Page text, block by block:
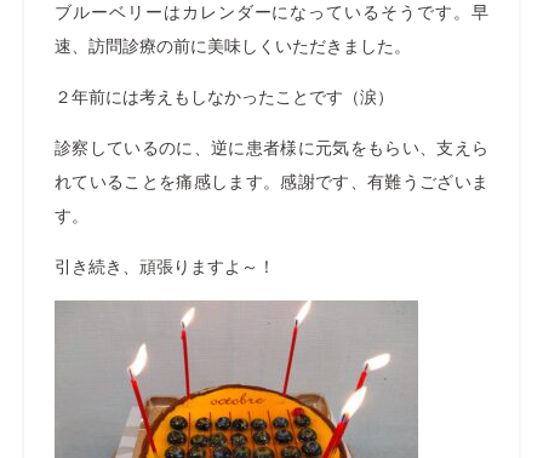
ブルーベリーはカレンダーになっているそうです。早
速、訪問診療の前に美味しくいただきました。
２年前には考えもしなかったことです（涙）
診察しているのに、逆に患者様に元気をもらい、支えら
れていることを痛感します。感謝です、有難うございま
す。
引き続き、頑張りますよ～！